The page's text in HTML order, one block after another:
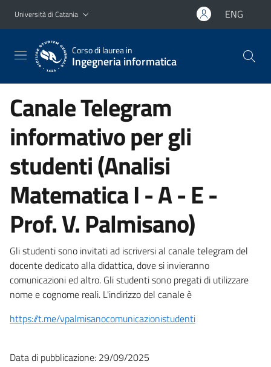
Vai al contenuto principale
Vai al menu di navigazione
Università di Catania ENG
Corso di laurea in
Ingegneria informatica
Canale Telegram
informativo per gli
studenti (Analisi
Matematica I - A - E -
Prof. V. Palmisano)
Gli studenti sono invitati ad iscriversi al canale telegram del
docente dedicato alla didattica, dove si invieranno
comunicazioni ed altro. Gli studenti sono pregati di utilizzare
nome e cognome reali. L'indirizzo del canale è
https://t.me/vpalmisanocomunicazionistudenti
Data di pubblicazione: 29/09/2025